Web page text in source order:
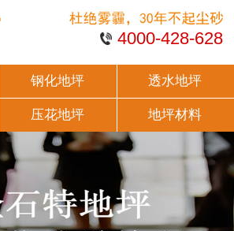
4000-428-628
钢化地坪 透水地坪
压花地坪 地坪材料